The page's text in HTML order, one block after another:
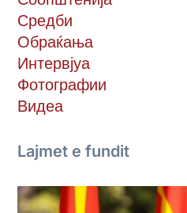
Средби
Обраќања
Интервјуа
Фотографии
Видеа
Lajmet e fundit